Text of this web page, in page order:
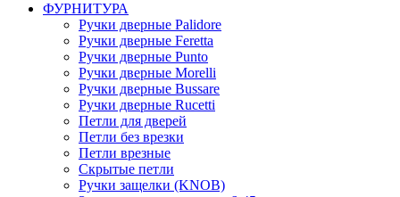
ФУРНИТУРА
Ручки дверные Palidore
Ручки дверные Feretta
Ручки дверные Punto
Ручки дверные Morelli
Ручки дверные Bussare
Ручки дверные Rucetti
Петли для дверей
Петли без врезки
Петли врезные
Скрытые петли
Ручки защелки (KNOB)